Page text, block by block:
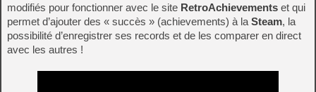
modifiés pour fonctionner avec le site RetroAchievements et qui
permet d’ajouter des « succès » (achievements) à la Steam, la
possibilité d’enregistrer ses records et de les comparer en direct
avec les autres !